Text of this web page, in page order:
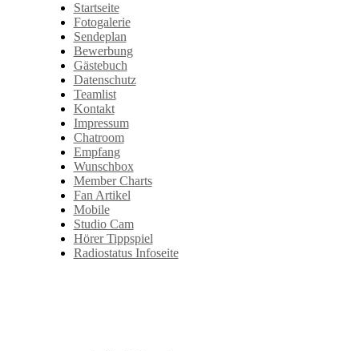
Startseite
Fotogalerie
Sendeplan
Bewerbung
Gästebuch
Datenschutz
Teamlist
Kontakt
Impressum
Chatroom
Empfang
Wunschbox
Member Charts
Fan Artikel
Mobile
Studio Cam
Hörer Tippspiel
Radiostatus Infoseite